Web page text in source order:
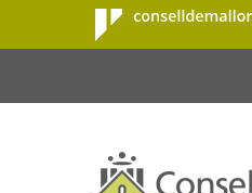
Salta al contingut principal
Consell de
Mallorca